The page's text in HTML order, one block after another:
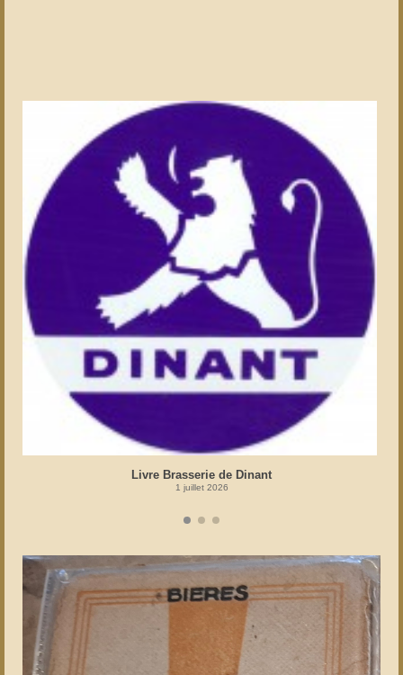
Livre Brasserie de Dinant
1 juillet 2026